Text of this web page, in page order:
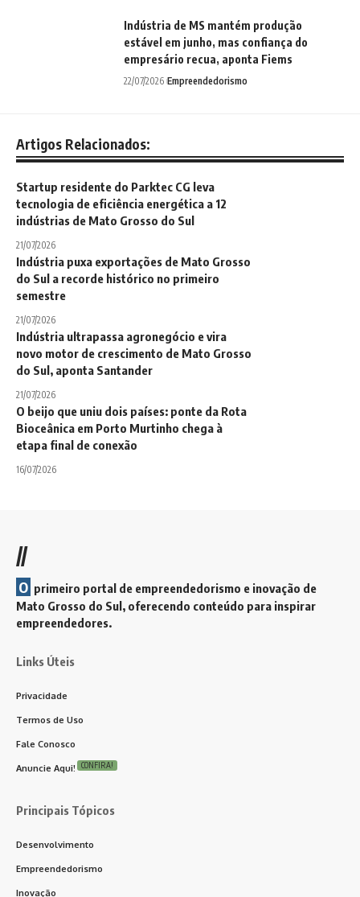
Indústria de MS mantém produção
estável em junho, mas confiança do
empresário recua, aponta Fiems
22/07/2026 Empreendedorismo
Artigos Relacionados:
Startup residente do Parktec CG leva
tecnologia de eficiência energética a 12
indústrias de Mato Grosso do Sul
21/07/2026
Indústria puxa exportações de Mato Grosso
do Sul a recorde histórico no primeiro
semestre
21/07/2026
Indústria ultrapassa agronegócio e vira
novo motor de crescimento de Mato Grosso
do Sul, aponta Santander
21/07/2026
O beijo que uniu dois países: ponte da Rota
Bioceânica em Porto Murtinho chega à
etapa final de conexão
16/07/2026
//
O primeiro portal de empreendedorismo e inovação de
Mato Grosso do Sul, oferecendo conteúdo para inspirar
empreendedores.
Links Úteis
Privacidade
Termos de Uso
Fale Conosco
Anuncie Aqui! CONFIRA!
Principais Tópicos
Desenvolvimento
Empreendedorismo
Inovação